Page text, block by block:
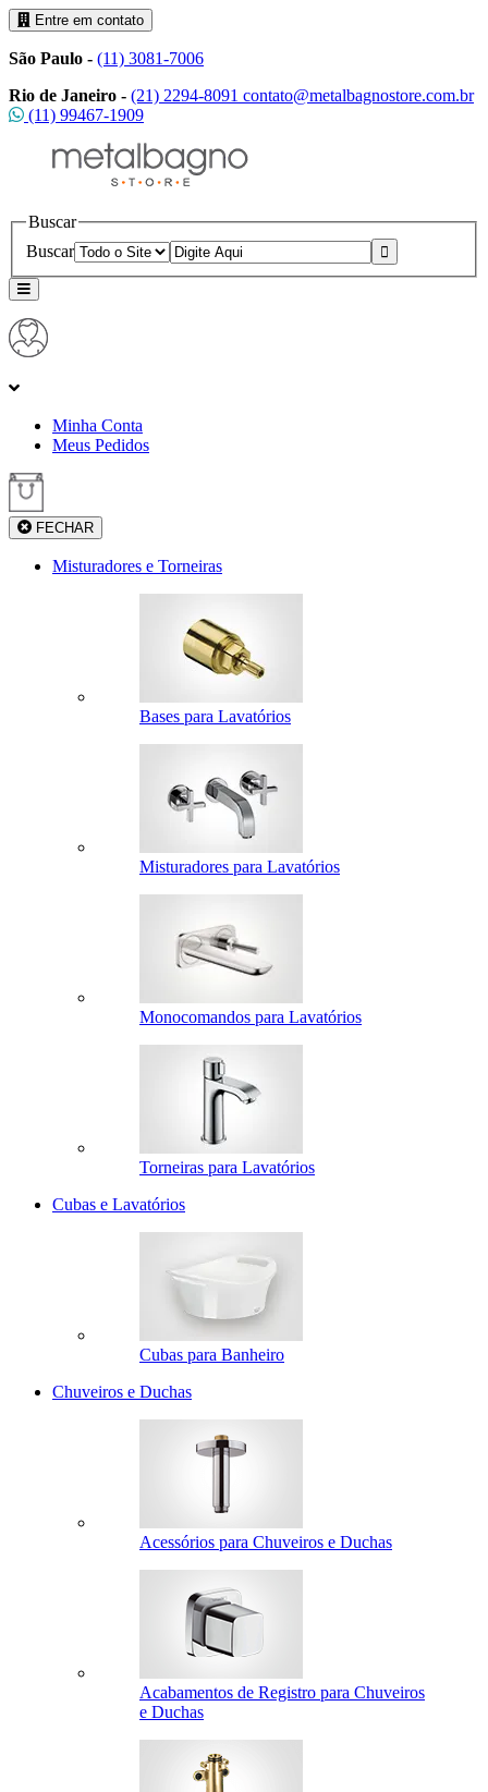
Entre em contato
São Paulo - (11) 3081-7006
Rio de Janeiro - (21) 2294-8091 contato@metalbagnostore.com.br
(11) 99467-1909
Buscar
Buscar
Minha Conta
Meus Pedidos
FECHAR
Misturadores e Torneiras
Bases para Lavatórios
Misturadores para Lavatórios
Monocomandos para Lavatórios
Torneiras para Lavatórios
Cubas e Lavatórios
Cubas para Banheiro
Chuveiros e Duchas
Acessórios para Chuveiros e Duchas
Acabamentos de Registro para Chuveiros
e Duchas